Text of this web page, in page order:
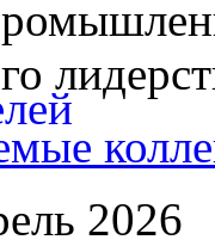
2026